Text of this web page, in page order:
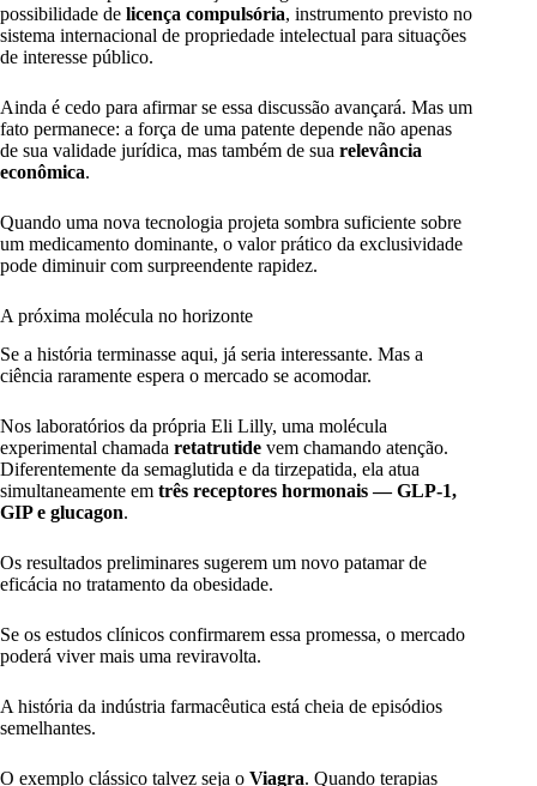
possibilidade de licença compulsória, instrumento previsto no
sistema internacional de propriedade intelectual para situações
de interesse público.
Ainda é cedo para afirmar se essa discussão avançará. Mas um
fato permanece: a força de uma patente depende não apenas
de sua validade jurídica, mas também de sua relevância
econômica.
Quando uma nova tecnologia projeta sombra suficiente sobre
um medicamento dominante, o valor prático da exclusividade
pode diminuir com surpreendente rapidez.
A próxima molécula no horizonte
Se a história terminasse aqui, já seria interessante. Mas a
ciência raramente espera o mercado se acomodar.
Nos laboratórios da própria Eli Lilly, uma molécula
experimental chamada retatrutide vem chamando atenção.
Diferentemente da semaglutida e da tirzepatida, ela atua
simultaneamente em três receptores hormonais — GLP-1,
GIP e glucagon.
Os resultados preliminares sugerem um novo patamar de
eficácia no tratamento da obesidade.
Se os estudos clínicos confirmarem essa promessa, o mercado
poderá viver mais uma reviravolta.
A história da indústria farmacêutica está cheia de episódios
semelhantes.
O exemplo clássico talvez seja o Viagra. Quando terapias